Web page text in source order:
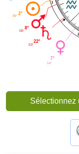
1
2
2°
36'
8°
06'
22°
53'
7°
54'
Sélectionnez